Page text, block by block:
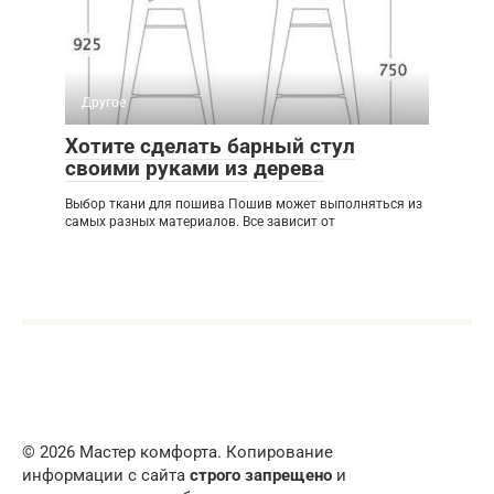
Другое
Хотите сделать барный стул
своими руками из дерева
Выбор ткани для пошива Пошив может выполняться из
самых разных материалов. Все зависит от
© 2026 Мастер комфорта. Копирование
информации с сайта строго запрещено и